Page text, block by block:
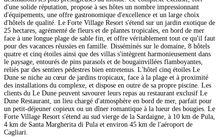
d'une solide réputation, propose à ses hôtes un nombre impressionnant
d'équipements, une offre gastronomique d'excellence et un large choix
d'hôtels de qualité. Le Forte Village Resort s'étend sur un jardin exotique de
25 hectares, agrémenté de fleurs et de plantes tropicales, en bord de mer
face à une longue plage de sable fin, et offre véritablement tout ce qu'il faut
pour des vacances réussies en famille. Disséminés sur le domaine, 8 hôtels
quatre et cinq étoiles ainsi que des villas s'intègrent harmonieusement dans
le paysage, entourés de pins parasols et de bougainvillées flamboyantes,
reliés par des sentiers pédestres bien entretenus. L'hôtel cinq étoiles Le
Dune se niche au cœur de jardins tropicaux, face à la plage et à proximité
des installations du complexe, et dispose en outre de sa propre piscine. Les
clients du Le Dune peuvent savourer leurs repas au restaurant exclusif Le
Dune Restaurant, un lieu chargé d'atmosphère en bord de mer, parfait pour
un petit-déjeuner copieux ou un dîner romantique à la lueur des bougies. Le
Forte Village Resort s'étend au sud vierge de la Sardaigne, à 10 km de Pula,
4 km de Santa Margherita di Pula et environ 45 km de l'aéroport de
Cagliari.